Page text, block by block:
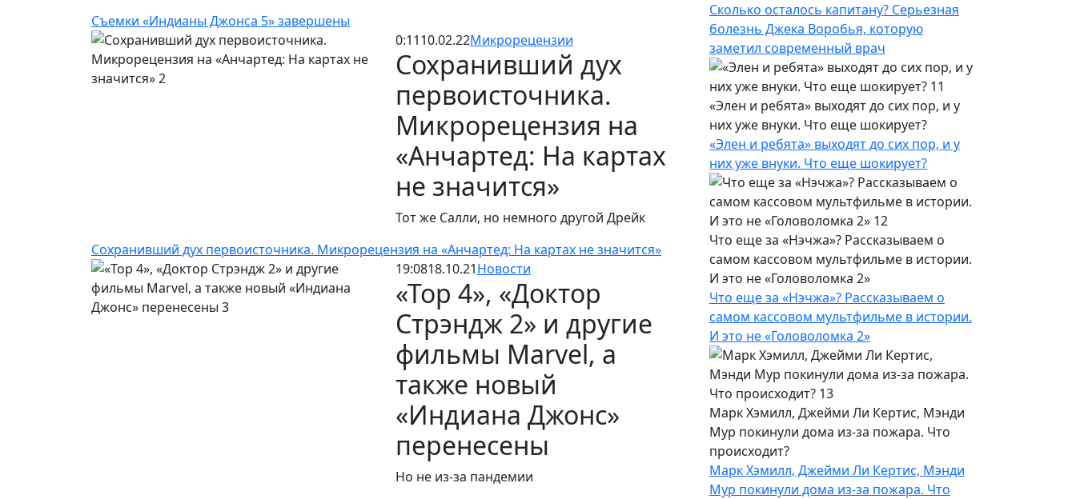
Съемки «Индианы Джонса 5» завершены
0:1110.02.22Микрорецензии
Сохранивший дух
первоисточника.
Микрорецензия на
«Анчартед: На картах
не значится»
Тот же Салли, но немного другой Дрейк
Сохранивший дух первоисточника. Микрорецензия на «Анчартед: На картах не значится»
19:0818.10.21Новости
«Тор 4», «Доктор
Стрэндж 2» и другие
фильмы Marvel, а
также новый
«Индиана Джонс»
перенесены
Но не из-за пандемии
Сколько осталось капитану? Серьезная
болезнь Джека Воробья, которую
заметил современный врач
«Элен и ребята» выходят до сих пор, и у
них уже внуки. Что еще шокирует?
«Элен и ребята» выходят до сих пор, и у
них уже внуки. Что еще шокирует?
Что еще за «Нэчжа»? Рассказываем о
самом кассовом мультфильме в истории.
И это не «Головоломка 2»
Что еще за «Нэчжа»? Рассказываем о
самом кассовом мультфильме в истории.
И это не «Головоломка 2»
Марк Хэмилл, Джейми Ли Кертис, Мэнди
Мур покинули дома из-за пожара. Что
происходит?
Марк Хэмилл, Джейми Ли Кертис, Мэнди
Мур покинули дома из-за пожара. Что